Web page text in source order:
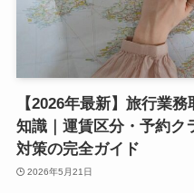
【2026年最新】旅行業
知識｜運賃区分・予約ク
対策の完全ガイド
2026年5月21日